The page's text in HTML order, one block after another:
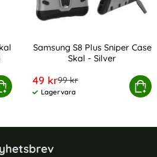
med korthållare - Rosa
Samsung S8 Plus Sniper Case
Skal - Silver
rea pris
49 krtidigare pris
99 kr
Tillgänglighet:
Lagervara
Köp
Samsung S8 Plus